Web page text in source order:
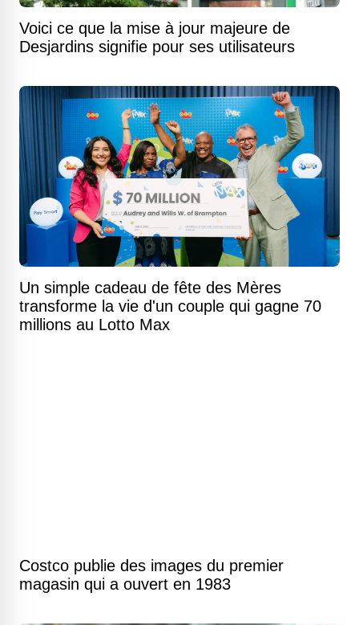
Voici ce que la mise à jour majeure de
Desjardins signifie pour ses utilisateurs
Un simple cadeau de fête des Mères
transforme la vie d'un couple qui gagne 70
millions au Lotto Max
Costco publie des images du premier
magasin qui a ouvert en 1983